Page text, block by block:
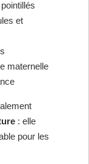
et
maternelle
: elle
pour les